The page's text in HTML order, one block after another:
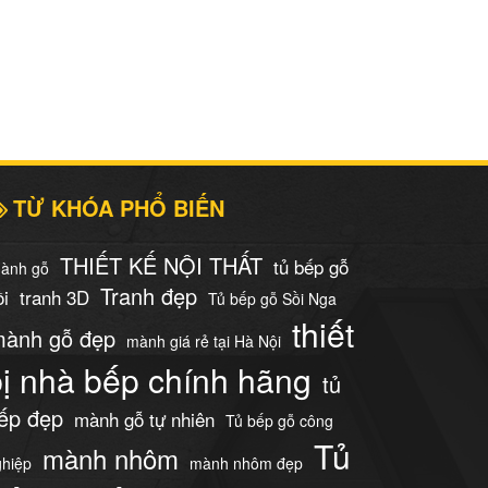
TỪ KHÓA PHỔ BIẾN
gỗ THIẾT KẾ NỘI THẤT tủ bếp gỗ
tranh 3D Tranh đẹp Tủ bếp gỗ Sồi Nga
gỗ đẹp mành giá rẻ tại Hà Nội thiết
nhà bếp chính hãng tủ
đẹp mành gỗ tự nhiên Tủ bếp gỗ công
mành nhôm mành nhôm đẹp Tủ